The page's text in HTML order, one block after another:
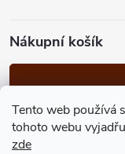
Tento web používá
tohoto webu
zde
Nákupní košík
Heureka.cz